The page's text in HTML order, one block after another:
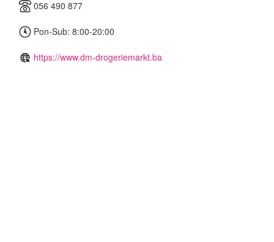
056 490 877
Pon-Sub: 8:00-20:00
https://www.dm-drogeriemarkt.ba